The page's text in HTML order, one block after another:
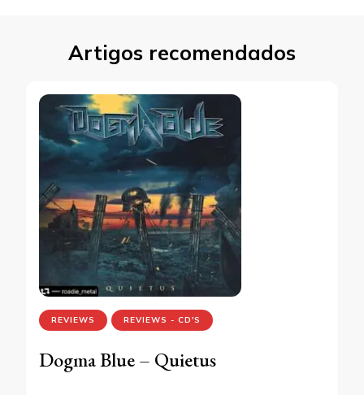
Artigos recomendados
REVIEWS REVIEWS - CD'S
Dogma Blue – Quietus